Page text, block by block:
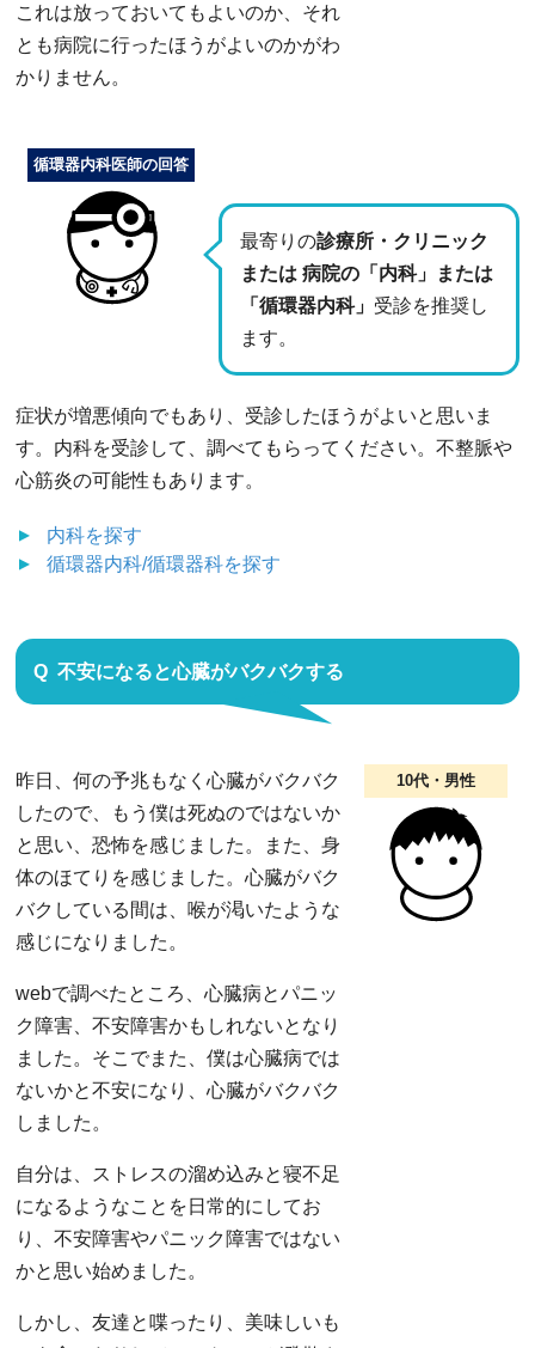
これは放っておいてもよいのか、それ
とも病院に行ったほうがよいのかがわ
かりません。
最寄りの診療所・クリニック
または 病院の「内科」または
「循環器内科」 受診を推奨し
ます。
循環器内科医師の回答
症状が増悪傾向でもあり、受診したほうがよいと思いま
す。内科を受診して、調べてもらってください。不整脈や
心筋炎の可能性もあります。
内科を探す
循環器内科/循環器科を探す
不安になると心臓がバクバクする
10代・男性
昨日、何の予兆もなく心臓がバクバク
したので、もう僕は死ぬのではないか
と思い、恐怖を感じました。また、身
体のほてりを感じました。心臓がバク
バクしている間は、喉が渇いたような
感じになりました。
webで調べたところ、心臓病とパニッ
ク障害、不安障害かもしれないとなり
ました。そこでまた、僕は心臓病では
ないかと不安になり、心臓がバクバク
しました。
自分は、ストレスの溜め込みと寝不足
になるようなことを日常的にしてお
り、不安障害やパニック障害ではない
かと思い始めました。
しかし、友達と喋ったり、美味しいも